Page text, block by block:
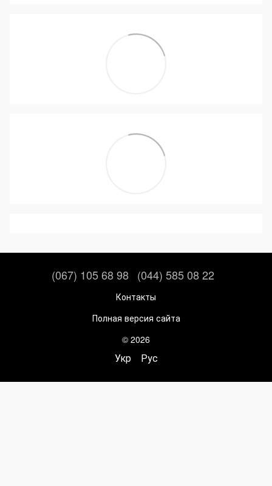
(067) 105 68 98 (044) 585 08 22
Контакты
Полная версия сайта
© 2026
Укр Рус